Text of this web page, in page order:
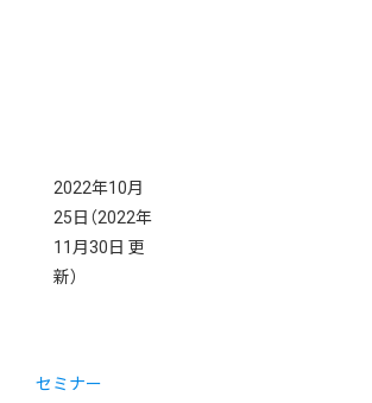
2022年10月
25日 （2022年
11月30日 更
新）
セミナー